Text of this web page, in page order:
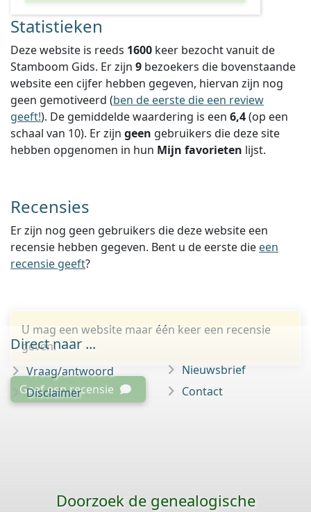
Statistieken
Deze website is reeds 1600 keer bezocht vanuit de
Stamboom Gids. Er zijn 9 bezoekers die bovenstaande
website een cijfer hebben gegeven, hiervan zijn nog
geen gemotiveerd (ben de eerste die een review
geeft!). De gemiddelde waardering is een 6,4(op een
schaal van 10). Er zijn geen gebruikers die deze site
hebben opgenomen in hun Mijn favorieten lijst.
Recensies
Er zijn nog geen gebruikers die deze website een
recensie hebben gegeven. Bent u de eerste die een
recensie geeft?
U mag een website maar één keer een recensie
geven.
Geef een recensie
Direct naar ...
Vraag/antwoord
Disclaimer
Nieuwsbrief
Contact
Doorzoek de genealogische